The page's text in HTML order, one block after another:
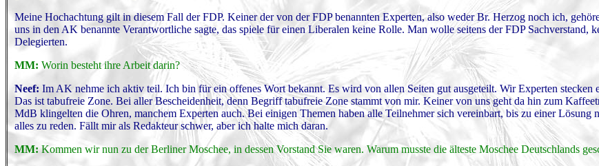
Meine Hochachtung gilt in diesem Fall der FDP. Keiner der von der FDP benannten Experten, also weder Br. Herzog noch ich,
uns in den AK benannte Verantwortliche sagte, das spiele für einen Liberalen keine Rolle. Man wolle seitens der FDP Sachverstand,
Delegierten.
MM: Worin besteht ihre Arbeit darin?
Neef: Im AK nehme ich aktiv teil. Ich bin für ein offenes Wort bekannt. Es wird von allen Seiten gut ausgeteilt. Wir Experten stecken
Das ist tabufreie Zone. Bei aller Bescheidenheit, denn Begriff tabufreie Zone stammt von mir. Keiner von uns geht da hin zum
MdB klingelten die Ohren, manchem Experten auch. Bei einigen Themen haben alle Teilnehmer sich vereinbart, bis zu einer Lösung
alles zu reden. Fällt mir als Redakteur schwer, aber ich halte mich daran.
MM:Kommen wir nun zu der Berliner Moschee, in dessen Vorstand Sie waren. Warum musste die älteste Moschee Deutschlands